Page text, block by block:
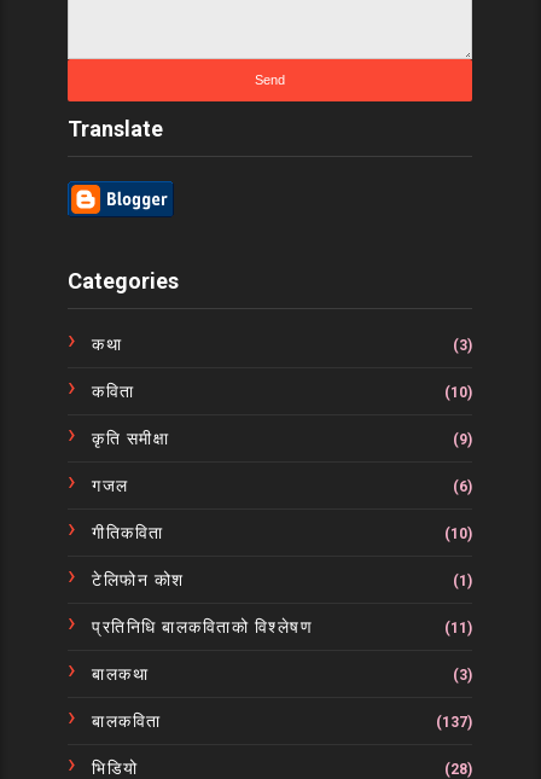
Translate
Categories
कथा (3)
कविता (10)
कृति समीक्षा (9)
गजल (6)
गीतिकविता (10)
टेलिफोन कोश (1)
प्रतिनिधि बालकविताको विश्लेषण (11)
बालकथा (3)
बालकविता (137)
भिडियो (28)